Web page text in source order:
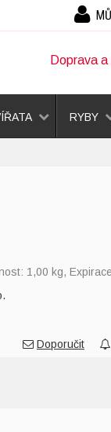
Doprava
1,00 kg,
Doporučit
RYBY